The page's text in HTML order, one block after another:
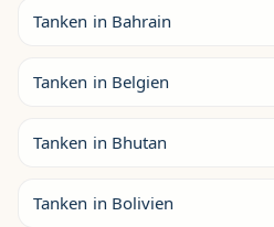
Tanken in Bahrain
Tanken in Belgien
Tanken in Bhutan
Tanken in Bolivien